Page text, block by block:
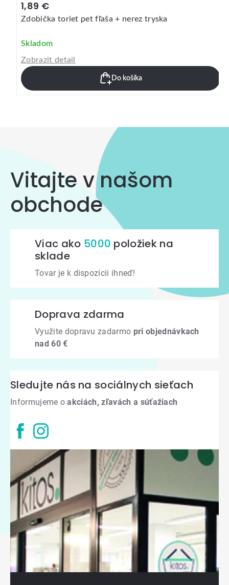
1,89 €
Zdobička toriet pet fľaša + nerez tryska
Skladom
Zobrazit detail
Do košíka
Vitajte v našom
obchode
Viac ako 5000 položiek na
sklade
Tovar je k dispozícii ihneď!
Doprava zdarma
Využite dopravu zadarmo pri objednávkach
nad 60 €
Sledujte nás na sociálnych sieťach
Informujeme oakciách, zľavách a súťažiach